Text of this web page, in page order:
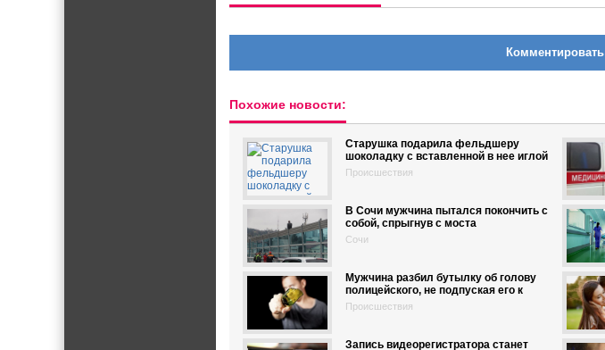
Комментировать
Похожие новости:
Старушка подарила фельдшеру
шоколадку с вставленной в нее иглой
Происшествия
В Сочи мужчина пытался покончить с
собой, спрыгнув с моста
Сочи
Мужчина разбил бутылку об голову
полицейского, не подпуская его к
Происшествия
Запись видеорегистратора станет